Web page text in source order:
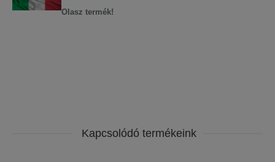
Olasz termék!
Kapcsolódó termékeink